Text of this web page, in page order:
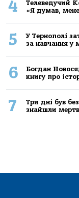
4
Телеведучий
«Я думав,
5
У Тернополі
за навчання у
6
Богдан
книгу про
7
Три дні був
знайшли